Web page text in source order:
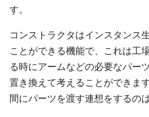
す。
コンストラクタはインスタンス
ことができる機能で、これは工
る時にアームなどの必要なパー
置き換えて考えることができま
間にパーツを渡す連想をするの